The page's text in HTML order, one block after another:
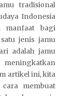
tradisional
Indonesia
manfaat bagi
jenis jamu
adalah jamu
meningkatkan
artikel ini, kita
cara membuat